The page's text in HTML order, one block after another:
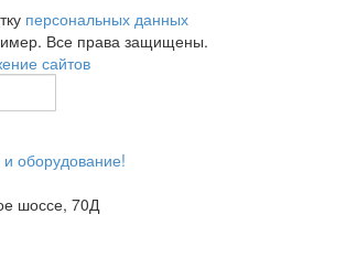
персональных данных
Все права защищены.
сайтов
оборудование!
шоссе, 70Д